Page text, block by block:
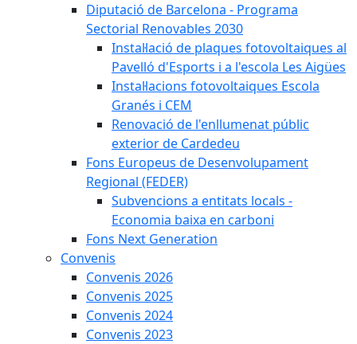
Diputació de Barcelona - Programa
Sectorial Renovables 2030
Instal·lació de plaques fotovoltaiques al
Pavelló d'Esports i a l'escola Les Aigües
Instal·lacions fotovoltaiques Escola
Granés i CEM
Renovació de l'enllumenat públic
exterior de Cardedeu
Fons Europeus de Desenvolupament
Regional (FEDER)
Subvencions a entitats locals -
Economia baixa en carboni
Fons Next Generation
Convenis
Convenis 2026
Convenis 2025
Convenis 2024
Convenis 2023